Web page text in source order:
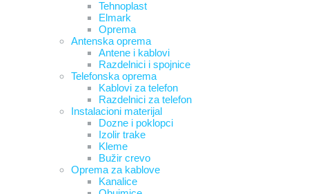
Tehnoplast
Elmark
Oprema
Antenska oprema
Antene i kablovi
Razdelnici i spojnice
Telefonska oprema
Kablovi za telefon
Razdelnici za telefon
Instalacioni materijal
Dozne i poklopci
Izolir trake
Kleme
Bužir crevo
Oprema za kablove
Kanalice